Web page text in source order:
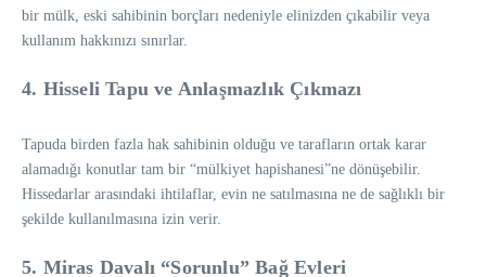
bir mülk, eski sahibinin borçları nedeniyle elinizden çıkabilir veya
kullanım hakkınızı sınırlar.
4. Hisseli Tapu ve Anlaşmazlık Çıkmazı
Tapuda birden fazla hak sahibinin olduğu ve tarafların ortak karar
alamadığı konutlar tam bir “mülkiyet hapishanesi”ne dönüşebilir.
Hissedarlar arasındaki ihtilaflar, evin ne satılmasına ne de sağlıklı bir
şekilde kullanılmasına izin verir.
5. Miras Davalı “Sorunlu” Bağ Evleri